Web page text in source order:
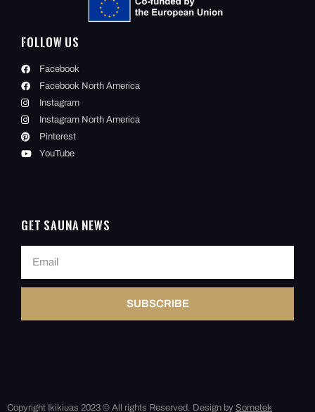
Follow Us
Facebook
Facebook North America
Instagram
Instagram North America
Pinterest
YouTube
Get Sauna News
SUBSCRIBE
Copyright Ikikiuas 2023 © All rights Reserved. Design by Sometek